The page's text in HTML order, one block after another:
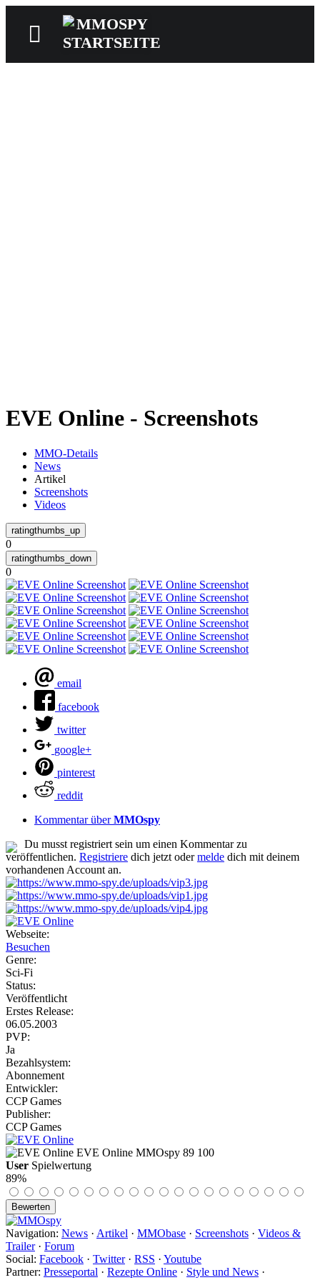
EVE Online - Screenshots
MMO-Details
News
Artikel
Screenshots
Videos
0
0
email
facebook
twitter
google+
pinterest
reddit
Kommentar überMMOspy
Du musst registriert sein um einen Kommentar zu
veröffentlichen. Registriere dich jetzt odermelde dich mit deinem
vorhandenen Account an.
Webseite:
Besuchen
Genre:
Sci-Fi
Status:
Veröffentlicht
Erstes Release:
06.05.2003
PVP:
Ja
Bezahlsystem:
Abonnement
Entwickler:
CCP Games
Publisher:
CCP Games
EVE Online MMOspy 89 100
User Spielwertung
89%
Navigation: News · Artikel · MMObase · Screenshots · Videos &
Trailer· Forum
Social: Facebook · Twitter· RSS · Youtube
Partner: Presseportal · Rezepte Online · Style und News ·